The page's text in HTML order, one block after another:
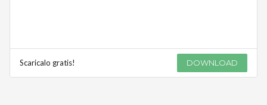
Scaricalo gratis! DOWNLOAD